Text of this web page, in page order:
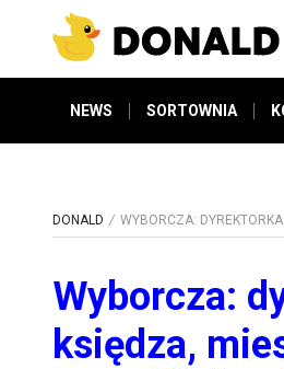
NEWS SORTOWNIA
DONALD WYBORCZA:
Wyborcza:
księdza,